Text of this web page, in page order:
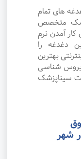
های تمام
متخصص
آمدن نرم
دغدغه را
بهترین
شناسی
سیناپزشک
شهر